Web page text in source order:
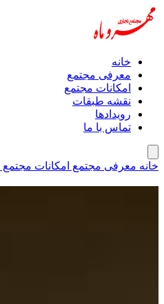
خانه
معرفی مجتمع
امکانات مجتمع
نقشه طبقات
رویداد‌ها
تماس با ما
خانه معرفی مجتمع امکانات مجتمع